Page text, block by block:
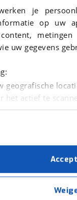
je
op
content,
uw gegevens
geografische
het actief te
worden
zorgen we
goed werkt.
advertenties
op